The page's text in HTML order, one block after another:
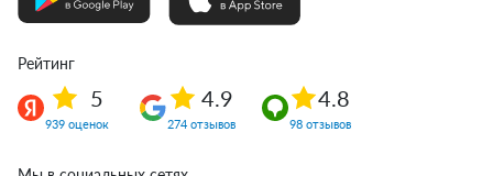
Рейтинг
5
939 оценок
4.9
274 отзывов
4.8
98 отзывов